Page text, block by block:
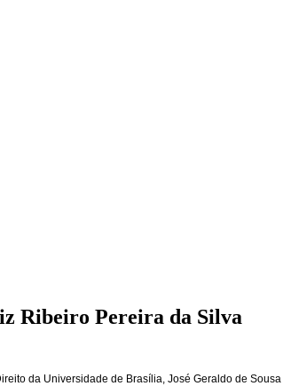
Ribeiro Pereira da Silva
da Universidade de Brasília, José Geraldo de Sousa